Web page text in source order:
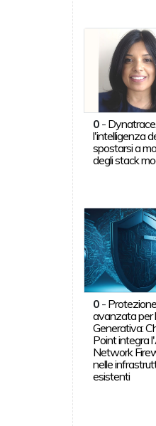
0- Dynatrace,
l'intelligenza
spostarsi a
degli stack
0- Protezione
avanzata per
Generativa:
Point integra
Network
nelle
esistenti